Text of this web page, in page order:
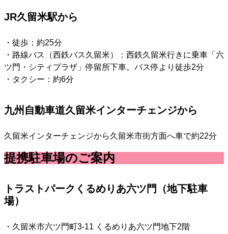
JR久留米駅から
・徒歩：約25分
・路線バス（西鉄バス久留米）：西鉄久留米行きに乗車「六
ツ門・シティプラザ」停留所下車。バス停より徒歩2分
・タクシー：約6分
九州自動車道久留米インターチェンジから
久留米インターチェンジから久留米市街方面へ車で約22分
提携駐車場のご案内
トラストパークくるめりあ六ツ門（地下駐車
場）
・久留米市六ツ門町3-11 くるめりあ六ツ門地下2階